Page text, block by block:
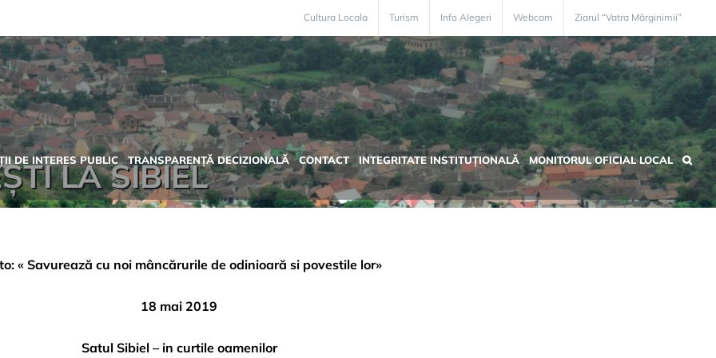
Cultura Locala Turism Info Alegeri Webcam Ziarul “Vatra Mărginimii”
DE INTERES PUBLIC TRANSPARENȚĂ DECIZIONALĂ CONTACT INTEGRITATE INSTITUȚIONALĂ MONITORUL OFICIAL LOCAL
LA SIBIEL
« Savurează cu noi mâncărurile de odinioară si povestile lor»
18 mai 2019
Satul Sibiel – in curtile oamenilor